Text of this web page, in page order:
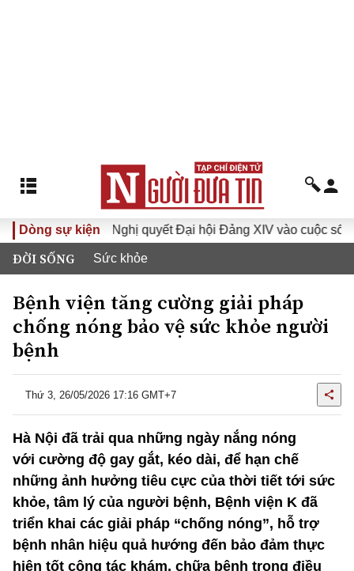
Dòng sự kiện
Đưa Nghị quyết Đại hội Đảng XIV vào cuộc sống
ĐỜI SỐNG Sức khỏe
Bệnh viện tăng cường giải pháp
chống nóng bảo vệ sức khỏe người
bệnh
Thứ 3, 26/05/2026 17:16 GMT+7
Hà Nội đã trải qua những ngày nắng nóng
với cường độ gay gắt, kéo dài, để hạn chế
những ảnh hưởng tiêu cực của thời tiết tới sức
khỏe, tâm lý của người bệnh, Bệnh viện K đã
triển khai các giải pháp “chống nóng”, hỗ trợ
bệnh nhân hiệu quả hướng đến bảo đảm thực
hiện tốt công tác khám, chữa bệnh trong điều